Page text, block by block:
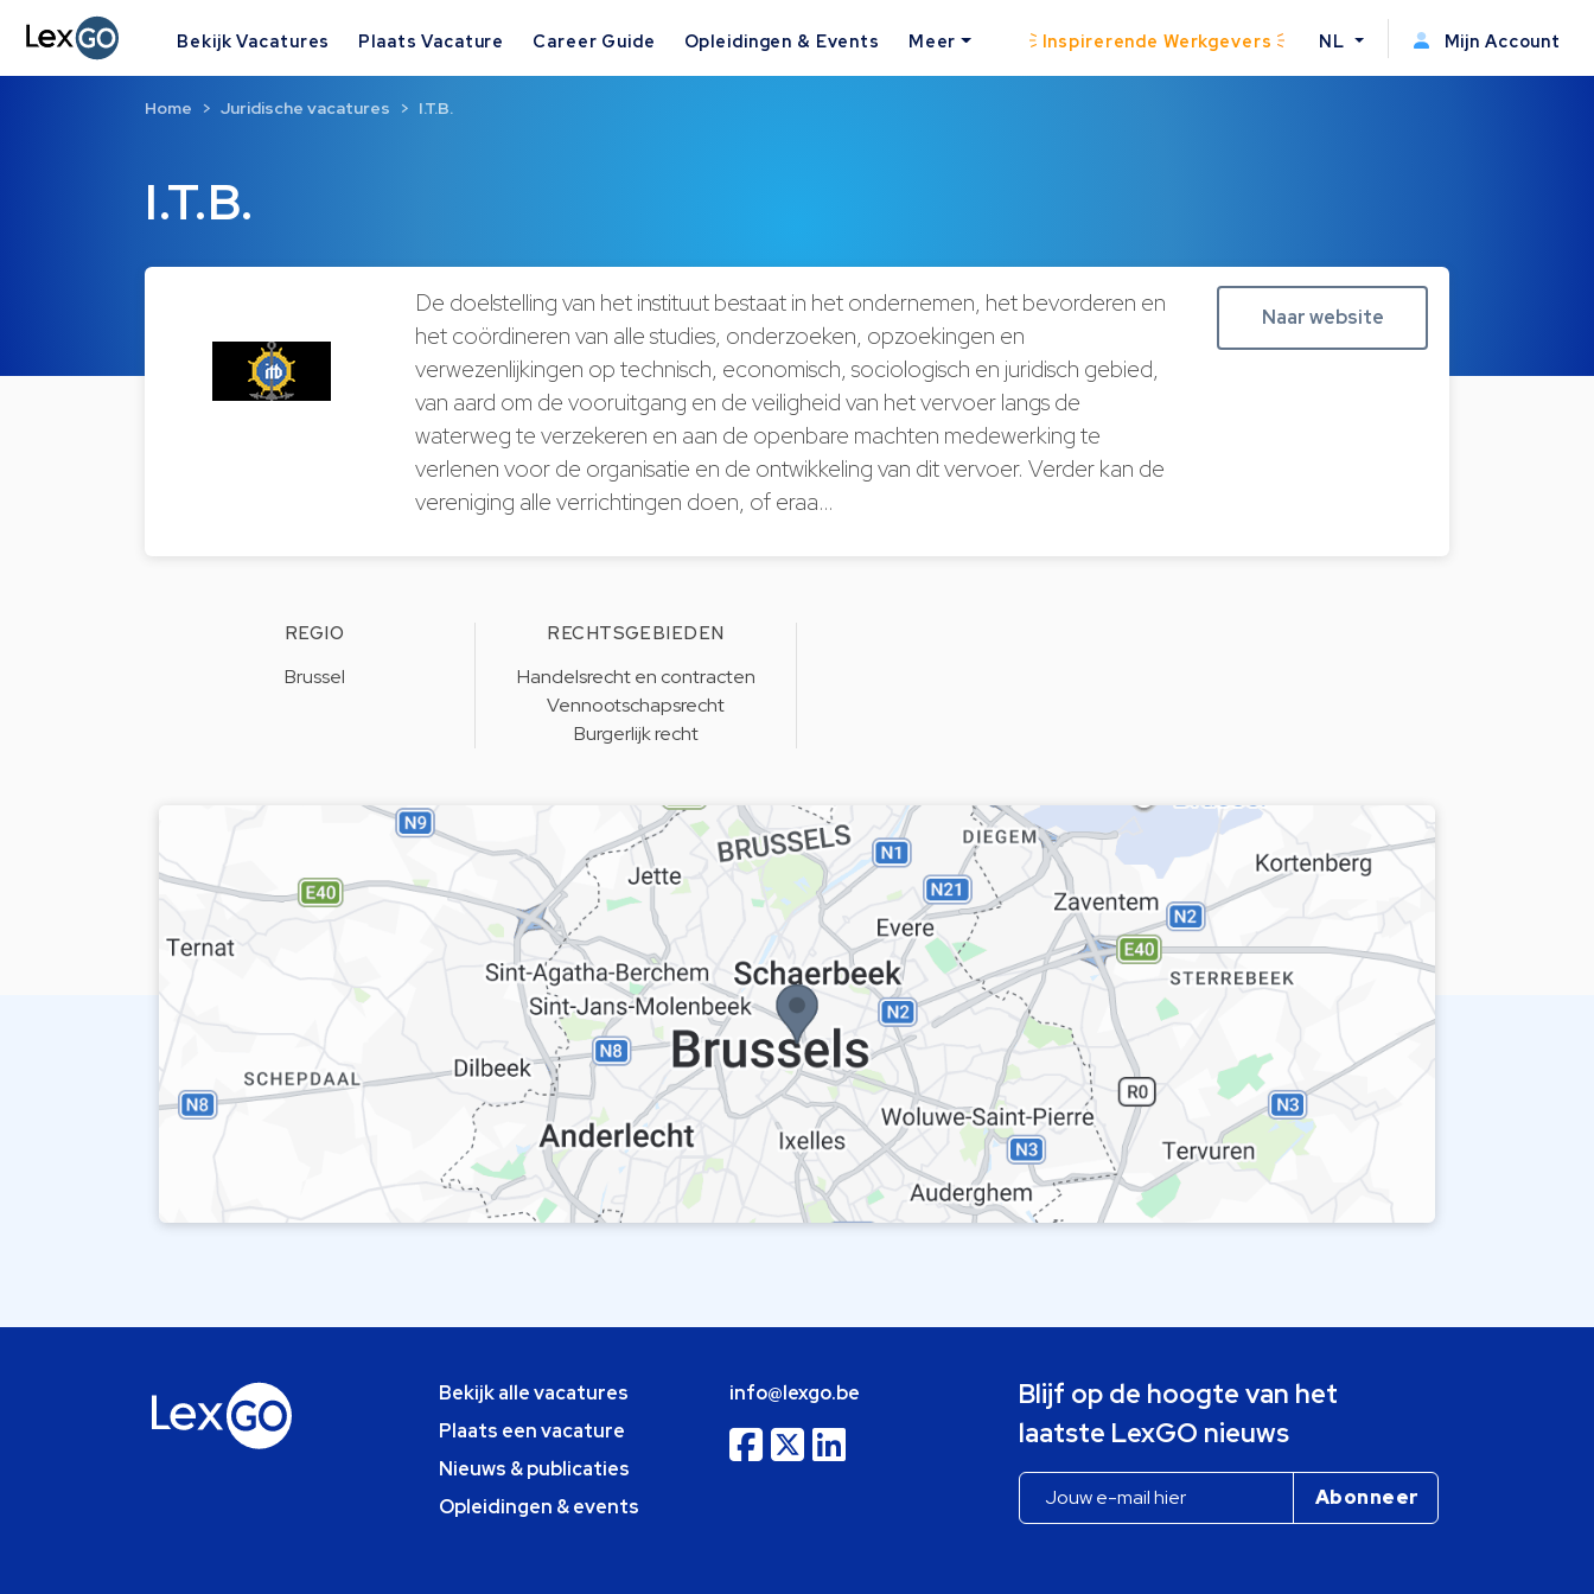
Bekijk Vacatures Plaats Vacature Career Guide Opleidingen & Events Meer Inspirerende Werkgevers NL Mijn Account
I.T.B.
Home Juridische vacatures I.T.B.
De doelstelling van het instituut bestaat in het ondernemen, het bevorderen en
het coördineren van alle studies, onderzoeken, opzoekingen en
verwezenlijkingen op technisch, economisch, sociologisch en juridisch gebied,
van aard om de vooruitgang en de veiligheid van het vervoer langs de
waterweg te verzekeren en aan de openbare machten medewerking te
verlenen voor de organisatie en de ontwikkeling van dit vervoer. Verder kan de
vereniging alle verrichtingen doen, of eraa…
Naar website
REGIO
Brussel
RECHTSGEBIEDEN
Handelsrecht en contracten
Vennootschapsrecht
Burgerlijk recht
Bekijk alle vacatures
Plaats een vacature
Nieuws & publicaties
Opleidingen & events
info@lexgo.be
Blijf op de hoogte van het
laatste LexGO nieuws